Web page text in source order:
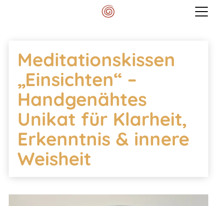
Mein Spektrum
Blog
Meditationskissen
Kontakt
Meditationskissen
„Einsichten“ –
Handgenähtes
Unikat für Klarheit,
Erkenntnis & innere
Weisheit